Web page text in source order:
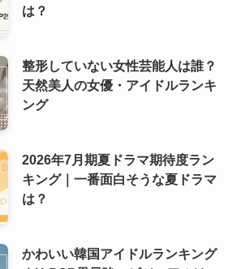
は？
整形していない女性芸能人は誰？
天然美人の女優・アイドルランキ
ング
2026年7月期夏ドラマ期待度ラン
キング｜一番面白そうな夏ドラマ
は？
かわいい韓国アイドルランキング